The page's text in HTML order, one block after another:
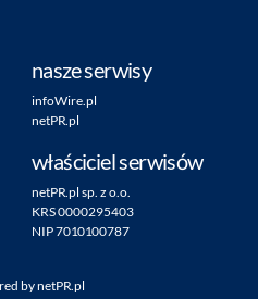
nasze serwisy
infoWire.pl
netPR.pl
właściciel serwisów
netPR.pl sp. z o.o.
KRS 0000295403
NIP 7010100787
bynetPR.pl